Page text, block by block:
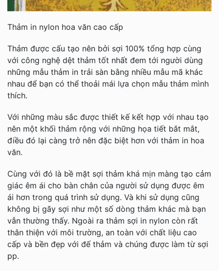
Thảm in nylon hoa văn cao cấp
Thảm được cấu tạo nên bởi sợi 100% tổng hợp cùng
với công nghệ dệt thảm tốt nhất đem tới người dùng
những mẫu thảm in trải sàn bằng nhiều mẫu mã khác
nhau để bạn có thể thoải mái lựa chọn mẫu thảm mình
thích.
Với những màu sắc được thiết kế kết hợp với nhau tạo
nên một khối thảm rộng với những họa tiết bắt mắt,
điều đó lại càng trở nên đặc biệt hơn với thảm in hoa
văn.
Cùng với đó là bề mặt sợi thảm khá mịn màng tạo cảm
giác êm ái cho bàn chân của người sử dụng được êm
ái hơn trong quá trình sử dụng. Và khi sử dụng cũng
không bị gãy sợi như một số dòng thảm khác mà bạn
vẫn thường thấy. Ngoài ra thảm sợi in nylon còn rất
thân thiện với môi trường, an toàn với chất liệu cao
cấp và bền đẹp với đế thảm và chúng được làm từ sợi
pp.